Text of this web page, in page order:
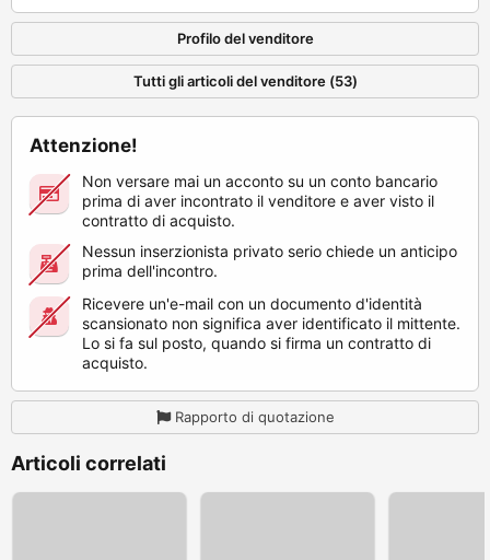
Profilo del venditore
Tutti gli articoli del venditore (53)
Attenzione!
Non versare mai un acconto su un conto bancario
prima di aver incontrato il venditore e aver visto il
contratto di acquisto.
Nessun inserzionista privato serio chiede un anticipo
prima dell'incontro.
Ricevere un'e-mail con un documento d'identità
scansionato non significa aver identificato il mittente.
Lo si fa sul posto, quando si firma un contratto di
acquisto.
Rapporto di quotazione
Articoli correlati